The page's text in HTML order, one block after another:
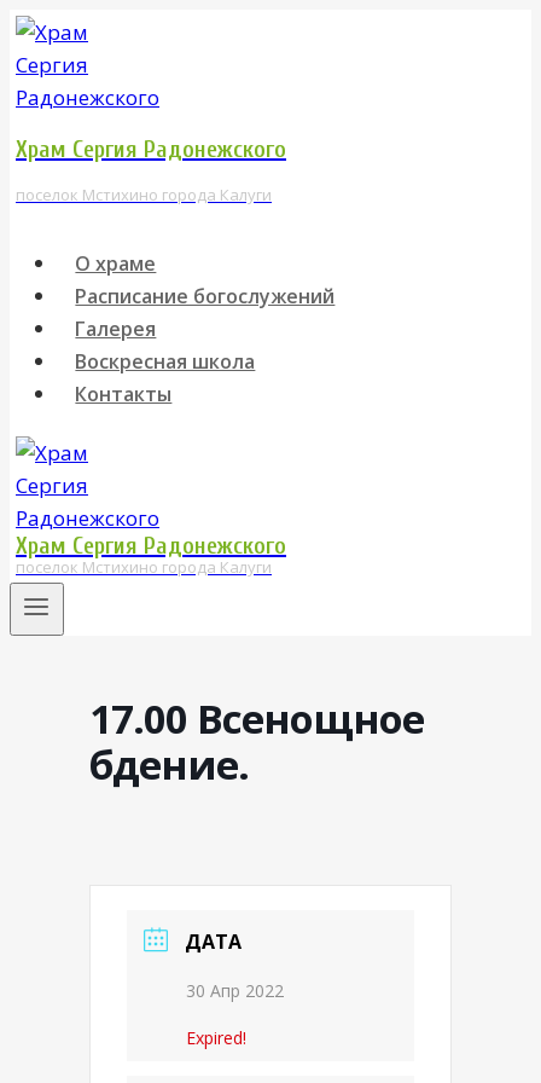
Перейти
к
содержимому
Храм Сергия Радонежского
поселок Мстихино города Калуги
О храме
Расписание богослужений
Галерея
Воскресная школа
Контакты
Храм Сергия Радонежского
поселок Мстихино города Калуги
17.00 Всенощное
бдение.
ДАТА
30 Апр 2022
Expired!